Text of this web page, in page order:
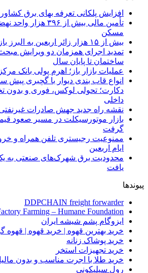
افزایش پلکانی تعرفه بهای برق
تأمین مالی بیش از
مسکن
بیش از ۱۵ هزار زائر اربعین به البرز بازگشتند
ساختمان تا پایان سال
عملیات بازار باز؛ اهرم پولی بانک
انواع قاب بندی دیوار با گچبری پیش
دکارت؛ تحولی لوکس، فوری و بدون
داخلی
نقشه راه جدید جهش صادرات
بازار موتورسیکلت در مسیر صعود
گرفت
ممنوعیت رجیستری تلفن همراه و
ایام اربعین
محدودیت برق شهرک‌های صنعتی به
یافت
پیوندها
DDPCHAIN freight forwarder
Farming – Humane Foundation
ایزوگام پشم شیشه ایران
خرید بهترین قهوه | خرید قهوه | قهوه
خرید پوشاک زنانه
خرید تجهیزات استخر
خرید طلا با اجرت مناسب و بدون
رول سیلیکونی